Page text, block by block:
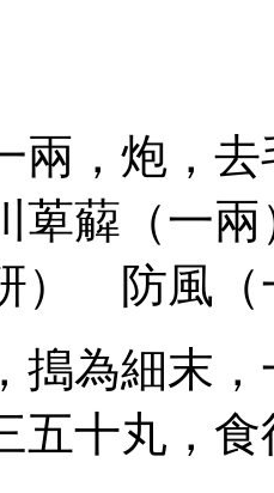
兩，炮，
萆薢（一
研） 防風
搗為細末
五十丸，